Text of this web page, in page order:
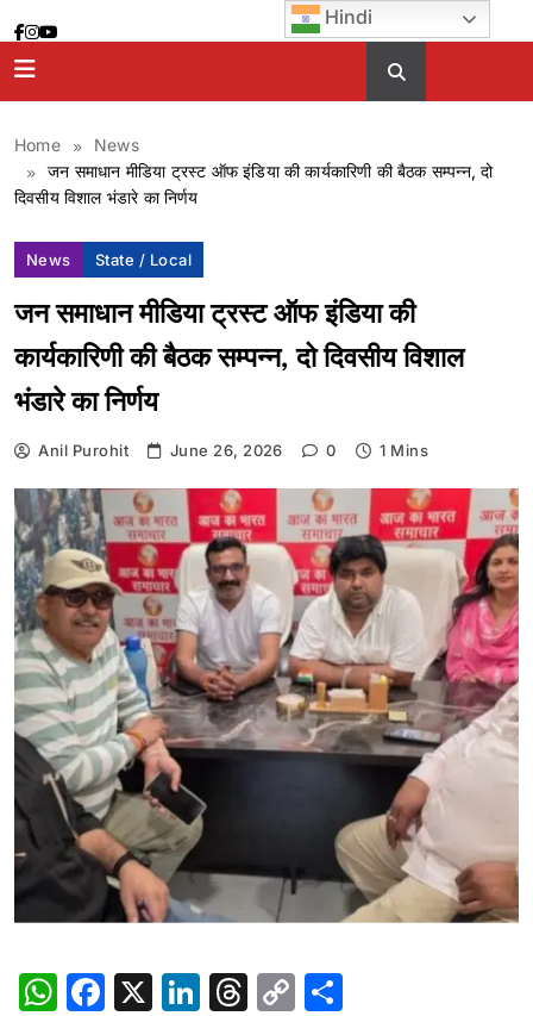
to
content
Home
News
जन समाधान मीडिया ट्रस्ट ऑफ इंडिया की कार्यकारिणी की बैठक सम्पन्न, दो
दिवसीय विशाल भंडारे का निर्णय
News State / Local
जन समाधान मीडिया ट्रस्ट ऑफ इंडिया की
कार्यकारिणी की बैठक सम्पन्न, दो दिवसीय विशाल
भंडारे का निर्णय
Anil Purohit June 26, 2026 0 1 Mins
WhatsApp
Facebook
X LinkedIn
Threads
Copy
Hindi